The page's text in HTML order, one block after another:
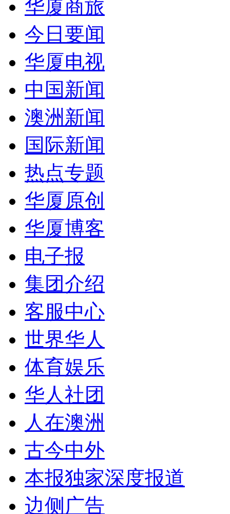
华厦商旅
今日要闻
华厦电视
中国新闻
澳洲新闻
国际新闻
热点专题
华厦原创
华厦博客
电子报
集团介绍
客服中心
世界华人
体育娱乐
华人社团
人在澳洲
古今中外
本报独家深度报道
边侧广告